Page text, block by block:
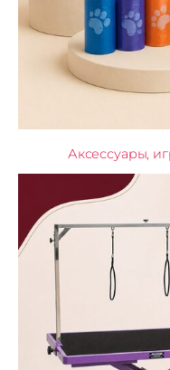
Аксессуары,